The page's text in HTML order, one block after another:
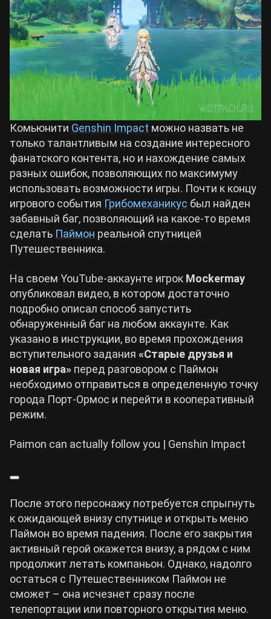
Crimson Desert
Zenless Zone Zero
Kingdom Come: Deliverance 2
Path of Exile 2
Wuthering Waves
Roblox
Cyberpunk 2077
Все игры
Билды Arknights: Endfield
Билды Wuthering Waves
Билды Cyberpunk 2077
Билды Path of Exile 2
Комьюнити Genshin Impact можно назвать не
только талантливым на создание интересного
фанатского контента, но и нахождение самых
разных ошибок, позволяющих по максимуму
использовать возможности игры. Почти к концу
игрового события Грибомеханикус был найден
забавный баг, позволяющий на какое-то время
сделать Паймон реальной спутницей
Путешественника.
На своем YouTube-аккаунте игрок Mockermay
опубликовал видео, в котором достаточно
подробно описал способ запустить
обнаруженный баг на любом аккаунте. Как
указано в инструкции, во время прохождения
вступительного задания «Старые друзья и
новая игра» перед разговором с Паймон
необходимо отправиться в определенную точку
города Порт-Ормос и перейти в кооперативный
режим.
Paimon can actually follow you | Genshin Impact
После этого персонажу потребуется спрыгнуть
к ожидающей внизу спутнице и открыть меню
Паймон во время падения. После его закрытия
активный герой окажется внизу, а рядом с ним
продолжит летать компаньон. Однако, надолго
остаться с Путешественником Паймон не
сможет – она исчезнет сразу после
телепортации или повторного открытия меню.